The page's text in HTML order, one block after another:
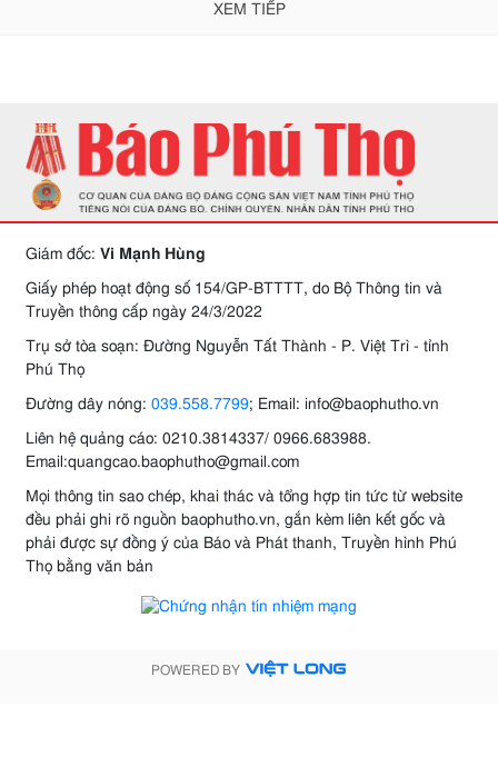
XEM TIẾP
Giám đốc: Vi Mạnh Hùng
Giấy phép hoạt động số 154/GP-BTTTT, do Bộ Thông tin và
Truyền thông cấp ngày 24/3/2022
Trụ sở tòa soạn: Đường Nguyễn Tất Thành - P. Việt Trì - tỉnh
Phú Thọ
Đường dây nóng: 039.558.7799; Email: info@baophutho.vn
Liên hệ quảng cáo: 0210.3814337/ 0966.683988.
Email:quangcao.baophutho@gmail.com
Mọi thông tin sao chép, khai thác và tổng hợp tin tức từ website
đều phải ghi rõ nguồn baophutho.vn, gắn kèm liên kết gốc và
phải được sự đồng ý của Báo và Phát thanh, Truyền hình Phú
Thọ bằng văn bản
POWERED BY